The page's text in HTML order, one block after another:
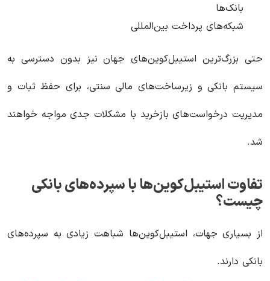
بانک‌ها
شبکه‌های پرداخت بین‌المللی
حتی بزرگ‌ترین استیبل‌کوین‌های جهان نیز بدون دسترسی به
سیستم بانکی و زیرساخت‌های مالی سنتی، برای حفظ ثبات و
مدیریت درخواست‌های بازخرید با مشکلات جدی مواجه خواهند
شد.
تفاوت استیبل‌کوین‌ها با سپرده‌های بانکی
چیست؟
از بسیاری جهات، استیبل‌کوین‌ها شباهت زیادی به سپرده‌های
بانکی دارند.